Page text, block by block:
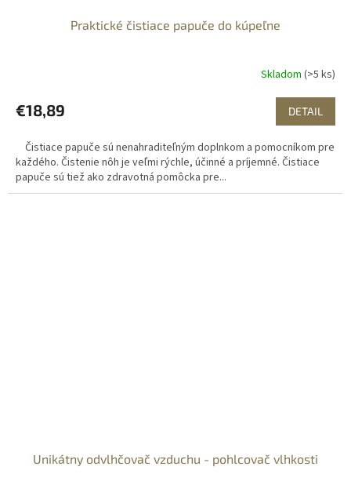
Praktické čistiace papuče do kúpeľne
Skladom (>5 ks)
€18,89 DETAIL
Čistiace papuče sú nenahraditeľným doplnkom a pomocníkom pre
každého. Čistenie nôh je veľmi rýchle, účinné a príjemné. Čistiace
papuče sú tiež ako zdravotná pomôcka pre...
Unikátny odvlhčovač vzduchu - pohlcovač vlhkosti